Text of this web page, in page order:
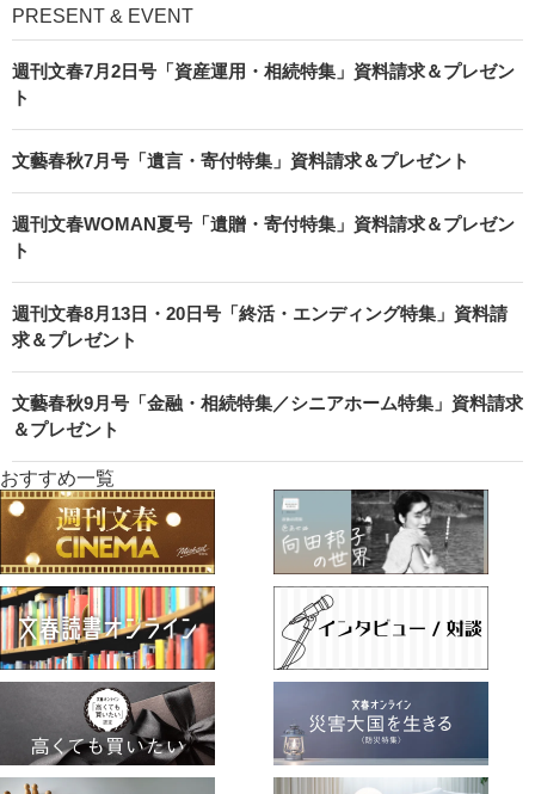
PRESENT & EVENT
週刊文春7月2日号「資産運用・相続特集」資料請求＆プレゼン
ト
文藝春秋7月号「遺言・寄付特集」資料請求＆プレゼント
週刊文春WOMAN夏号「遺贈・寄付特集」資料請求＆プレゼン
ト
週刊文春8月13日・20日号「終活・エンディング特集」資料請
求＆プレゼント
文藝春秋9月号「金融・相続特集／シニアホーム特集」資料請求
＆プレゼント
おすすめ一覧